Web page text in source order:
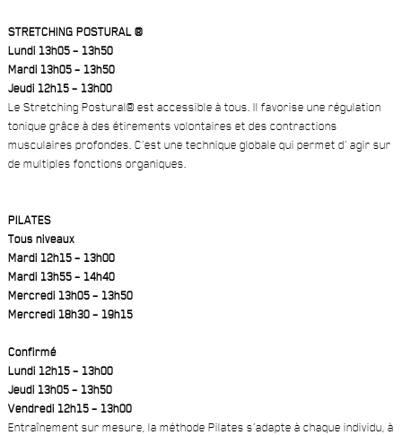
STRETCHING POSTURAL ®
Lundi 13h05 – 13h50
Mardi 13h05 – 13h50
Jeudi 12h15 – 13h00
Le Stretching Postural® est accessible à tous. Il favorise une régulation
tonique grâce à des étirements volontaires et des contractions
musculaires profondes. C’est une technique globale qui permet d’ agir sur
de multiples fonctions organiques.
PILATES
Tous niveaux
Mardi 12h15 – 13h00
Mardi 13h55 – 14h40
Mercredi 13h05 – 13h50
Mercredi 18h30 – 19h15
Confirmé
Lundi 12h15 – 13h00
Jeudi 13h05 – 13h50
Vendredi 12h15 – 13h00
Entraînement sur mesure, la méthode Pilates s’adapte à chaque individu, à